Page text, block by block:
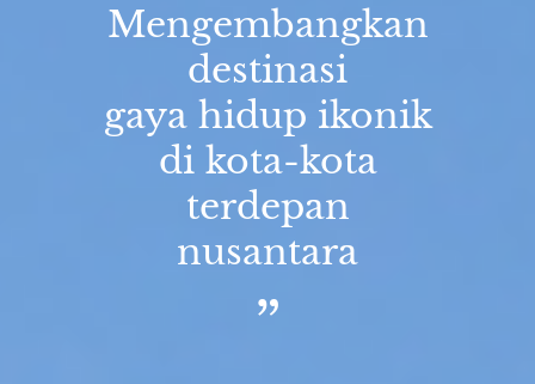
Mengembangkan
destinasi
gaya hidup ikonik
di kota-kota
terdepan
nusantara